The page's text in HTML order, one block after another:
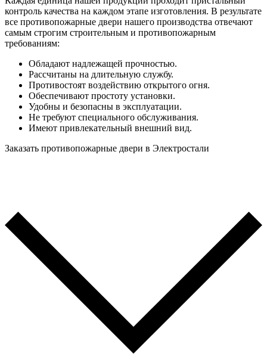
контроль качества на каждом этапе изготовления. В результате
все противопожарные двери нашего производства отвечают
самым строгим строительным и противопожарным
требованиям:
Обладают надлежащей прочностью.
Рассчитаны на длительную службу.
Противостоят воздействию открытого огня.
Обеспечивают простоту установки.
Удобны и безопасны в эксплуатации.
Не требуют специального обслуживания.
Имеют привлекательный внешний вид.
Заказать противопожарные двери в Электростали